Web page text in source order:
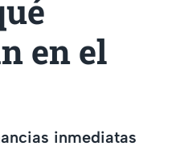
en el
inmediatas